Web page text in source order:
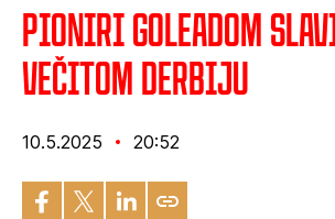
Pioniri goleadom
večitom derbiju
10.5.2025 20:52